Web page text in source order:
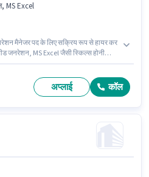
MS Excel
मैनेजर पद के लिए सक्रिय रूप से हायर कर
जनरेशन, MS Excel जैसी स्किल्स होनी
अप्लाई कॉल